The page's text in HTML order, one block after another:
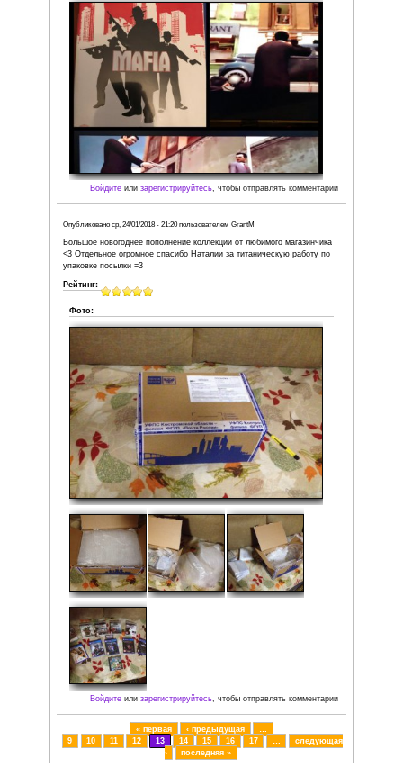
Войдитеили
Опубликовано чт, 04/01/2018 - 16:47пользователем
По счастливой случайности стал победителем
разыгрывался оригинальный картридж Jurassic Park:
для Sega Mega Drive. С детства у меня была пиратская
теперь, благодаря администрации интернет-магазина
CONSOLESSHOP, появилась возможность увидеть,
оригинальный картридж. Сервис оказался лучшим из
конкурса мне сразу же написал Сергей. Перед
сфотографировали и дали трек код. Можете не
качестве и подлинности товаров. Смело приобретайте
товары в этом магазине для своей коллекции. Огромная
CONSOLESSHOP.
Рейтинг:
Фото: